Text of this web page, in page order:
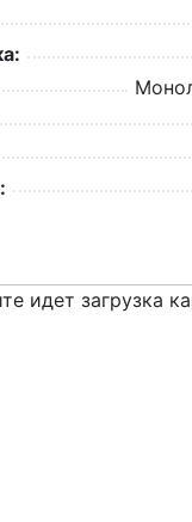
идет загрузка